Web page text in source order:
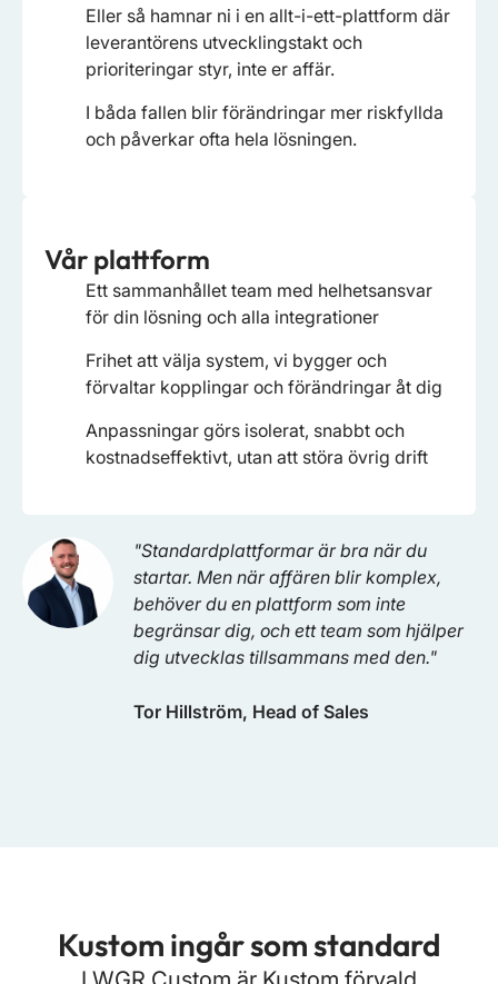
Eller så hamnar ni i en allt-i-ett-plattform där
leverantörens utvecklingstakt och
prioriteringar styr, inte er affär.
I båda fallen blir förändringar mer riskfyllda
och påverkar ofta hela lösningen.
Vår plattform
Ett sammanhållet team med helhetsansvar
för din lösning och alla integrationer
Frihet att välja system, vi bygger och
förvaltar kopplingar och förändringar åt dig
Anpassningar görs isolerat, snabbt och
kostnadseffektivt, utan att störa övrig drift
"Standardplattformar är bra när du
startar. Men när affären blir komplex,
behöver du en plattform som inte
begränsar dig, och ett team som hjälper
dig utvecklas tillsammans med den."
Tor Hillström, Head of Sales
Kustom ingår som standard